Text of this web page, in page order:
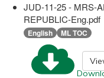
JUD-11-25 - MRS-
REPUBLIC-Eng.pdf
English ML TOC